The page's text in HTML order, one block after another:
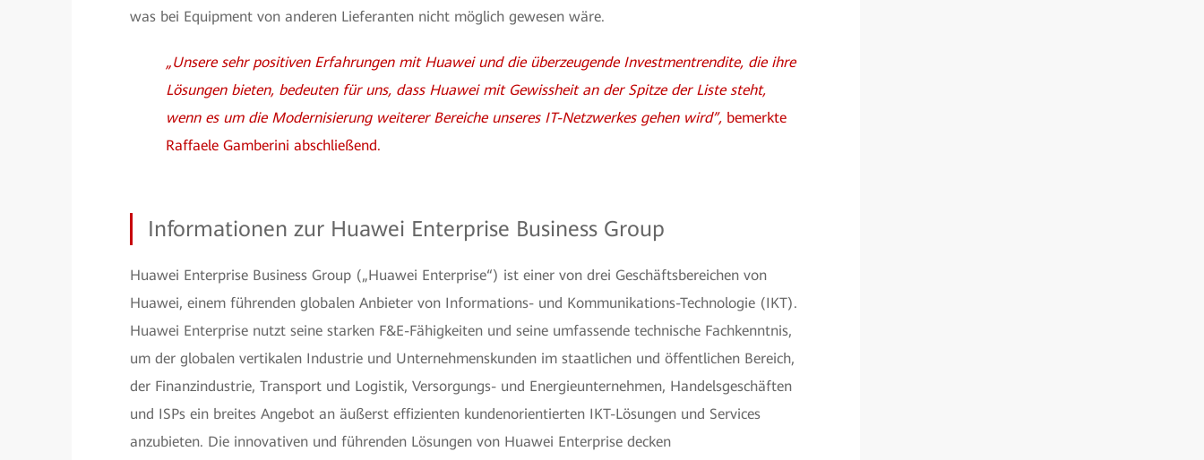
was bei Equipment von anderen Lieferanten nicht möglich gewesen wäre.
„Unsere sehr positiven Erfahrungen mit Huawei und die überzeugende Investmentrendite, die ihre
Lösungen bieten, bedeuten für uns, dass Huawei mit Gewissheit an der Spitze der Liste steht,
wenn es um die Modernisierung weiterer Bereiche unseres IT-Netzwerkes gehen wird”, bemerkte
Raffaele Gamberini abschließend.
Informationen zur Huawei Enterprise Business Group
Huawei Enterprise Business Group („Huawei Enterprise“) ist einer von drei Geschäftsbereichen von
Huawei, einem führenden globalen Anbieter von Informations- und Kommunikations-Technologie (IKT).
Huawei Enterprise nutzt seine starken F&E-Fähigkeiten und seine umfassende technische Fachkenntnis,
um der globalen vertikalen Industrie und Unternehmenskunden im staatlichen und öffentlichen Bereich,
der Finanzindustrie, Transport und Logistik, Versorgungs- und Energieunternehmen, Handelsgeschäften
und ISPs ein breites Angebot an äußerst effizienten kundenorientierten IKT-Lösungen und Services
anzubieten. Die innovativen und führenden Lösungen von Huawei Enterprise decken